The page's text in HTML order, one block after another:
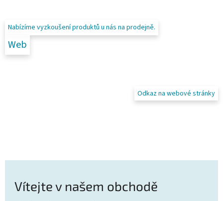
Nabízíme vyzkoušení produktů u nás na prodejně.
Web
Odkaz na webové stránky
Vítejte v našem obchodě